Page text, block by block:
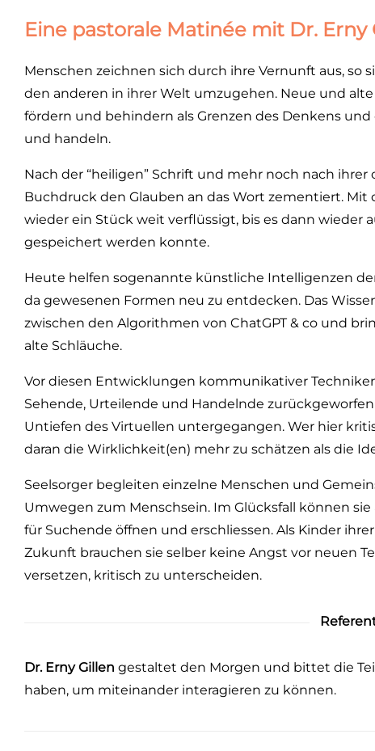
Eine pastorale Matinée mit Dr. Erny
Menschen zeichnen sich durch ihre Vernunft aus, so
den anderen in ihrer Welt umzugehen. Neue und
fördern und behindern als Grenzen des Denkens
und handeln.
Nach der “heiligen” Schrift und mehr noch nach
Buchdruck den Glauben an das Wort zementiert.
wieder ein Stück weit verflüssigt, bis es dann wieder
gespeichert werden konnte.
Heute helfen sogenannte künstliche Intelligenzen
da gewesenen Formen neu zu entdecken. Das
zwischen den Algorithmen von ChatGPT & co und
alte Schläuche.
Vor diesen Entwicklungen kommunikativer
Sehende, Urteilende und Handelnde
Untiefen des Virtuellen untergegangen. Wer hier
daran die Wirklichkeit(en) mehr zu schätzen als die
Seelsorger begleiten einzelne Menschen und
Umwegen zum Menschsein. Im Glücksfall können
für Suchende öffnen und erschliessen. Als Kinder
Zukunft brauchen sie selber keine Angst vor neuen
versetzen, kritisch zu unterscheiden.
Dr. Erny Gillen gestaltet den Morgen und bittet die
haben, um miteinander interagieren zu können.